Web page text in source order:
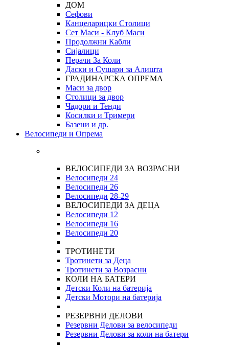
ДОМ
Сефови
Канцеларицки Столици
Сет Маси - Клуб Маси
Продолжни Кабли
Сијалици
Перачи За Коли
Даски и Сушари за Алишта
ГРАДИНАРСКА ОПРЕМА
Маси за двор
Столици за двор
Чадори и Тенди
Косилки и Тримери
Базени и др.
Велосипеди и Опрема
ВЕЛОСИПЕДИ ЗА ВОЗРАСНИ
Велосипеди 24
Велосипеди 26
Велосипеди 28-29
ВЕЛОСИПЕДИ ЗА ДЕЦА
Велосипеди 12
Велосипеди 16
Велосипеди 20
ТРОТИНЕТИ
Тротинети за Деца
Тротинети за Возрасни
КОЛИ НА БАТЕРИ
Детски Коли на батерија
Детски Мотори на батерија
РЕЗЕРВНИ ДЕЛОВИ
Резервни Делови за велосипеди
Резервни Делови за коли на батери